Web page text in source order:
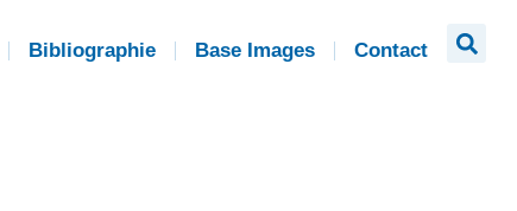
Bibliographie Base Images Contact